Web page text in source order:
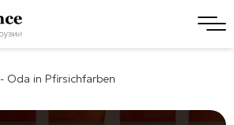
- Oda in Pfirsichfarben